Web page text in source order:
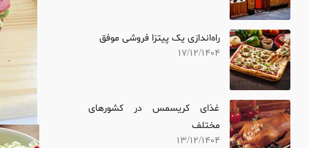
راه‌اندازی یک پیتزا فروشی موفق
17/12/1404
غذای کریسمس در کشورهای
مختلف
13/12/1404